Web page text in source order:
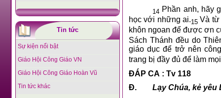
Tin tức
Sự kiện nổi bật
Giáo Hội Công Giáo VN
Giáo Hội Công Giáo Hoàn Vũ
Tin tức khác
14 Phần anh, hãy
học với những ai.15 Và từ
khôn ngoan để được ơn
Sách Thánh đều do
giáo dục để trở nên
trang bị đầy đủ để làm
ĐÁP CA : Tv 118
Đ. Lạy Chúa, kẻ